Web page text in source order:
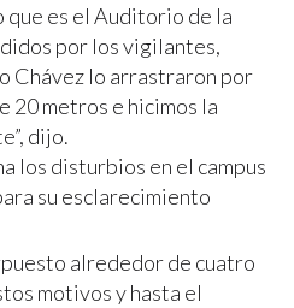
que es el Auditorio de la
por los vigilantes,
Chávez lo arrastraron por
20 metros e hicimos la
dijo.
los disturbios en el campus
su esclarecimiento
alrededor de cuatro
motivos y hasta el